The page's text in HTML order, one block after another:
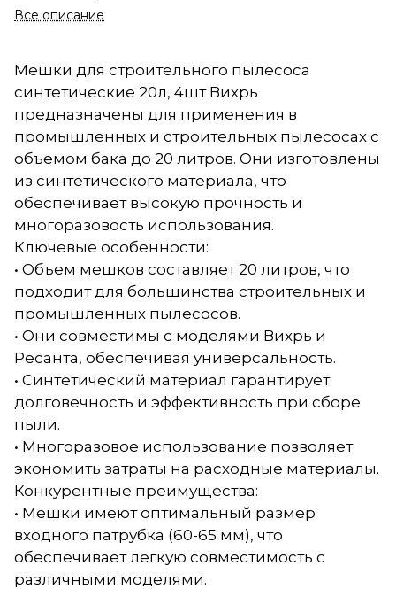
Все описание
Мешки для строительного пылесоса
синтетические 20л, 4шт Вихрь
предназначены для применения в
промышленных и строительных пылесосах с
объемом бака до 20 литров. Они изготовлены
из синтетического материала, что
обеспечивает высокую прочность и
многоразовость использования.
Ключевые особенности:
• Объем мешков составляет 20 литров, что
подходит для большинства строительных и
промышленных пылесосов.
• Они совместимы с моделями Вихрь и
Ресанта, обеспечивая универсальность.
• Синтетический материал гарантирует
долговечность и эффективность при сборе
пыли.
• Многоразовое использование позволяет
экономить затраты на расходные материалы.
Конкурентные преимущества:
• Мешки имеют оптимальный размер
входного патрубка (60-65 мм), что
обеспечивает легкую совместимость с
различными моделями.